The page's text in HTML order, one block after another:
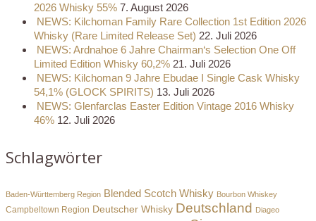
2026 Whisky 55% 7. August 2026
NEWS: Kilchoman Family Rare Collection 1st Edition 2026
Whisky (Rare Limited Release Set) 22. Juli 2026
NEWS: Ardnahoe 6 Jahre Chairman‘s Selection One Off
Limited Edition Whisky 60,2% 21. Juli 2026
NEWS: Kilchoman 9 Jahre Ebudae I Single Cask Whisky
54,1% (GLOCK SPIRITS) 13. Juli 2026
NEWS: Glenfarclas Easter Edition Vintage 2016 Whisky
46% 12. Juli 2026
Schlagwörter
Baden-Württemberg Region Blended Scotch Whisky Bourbon Whiskey
Campbeltown Region Deutscher Whisky Deutschland Diageo